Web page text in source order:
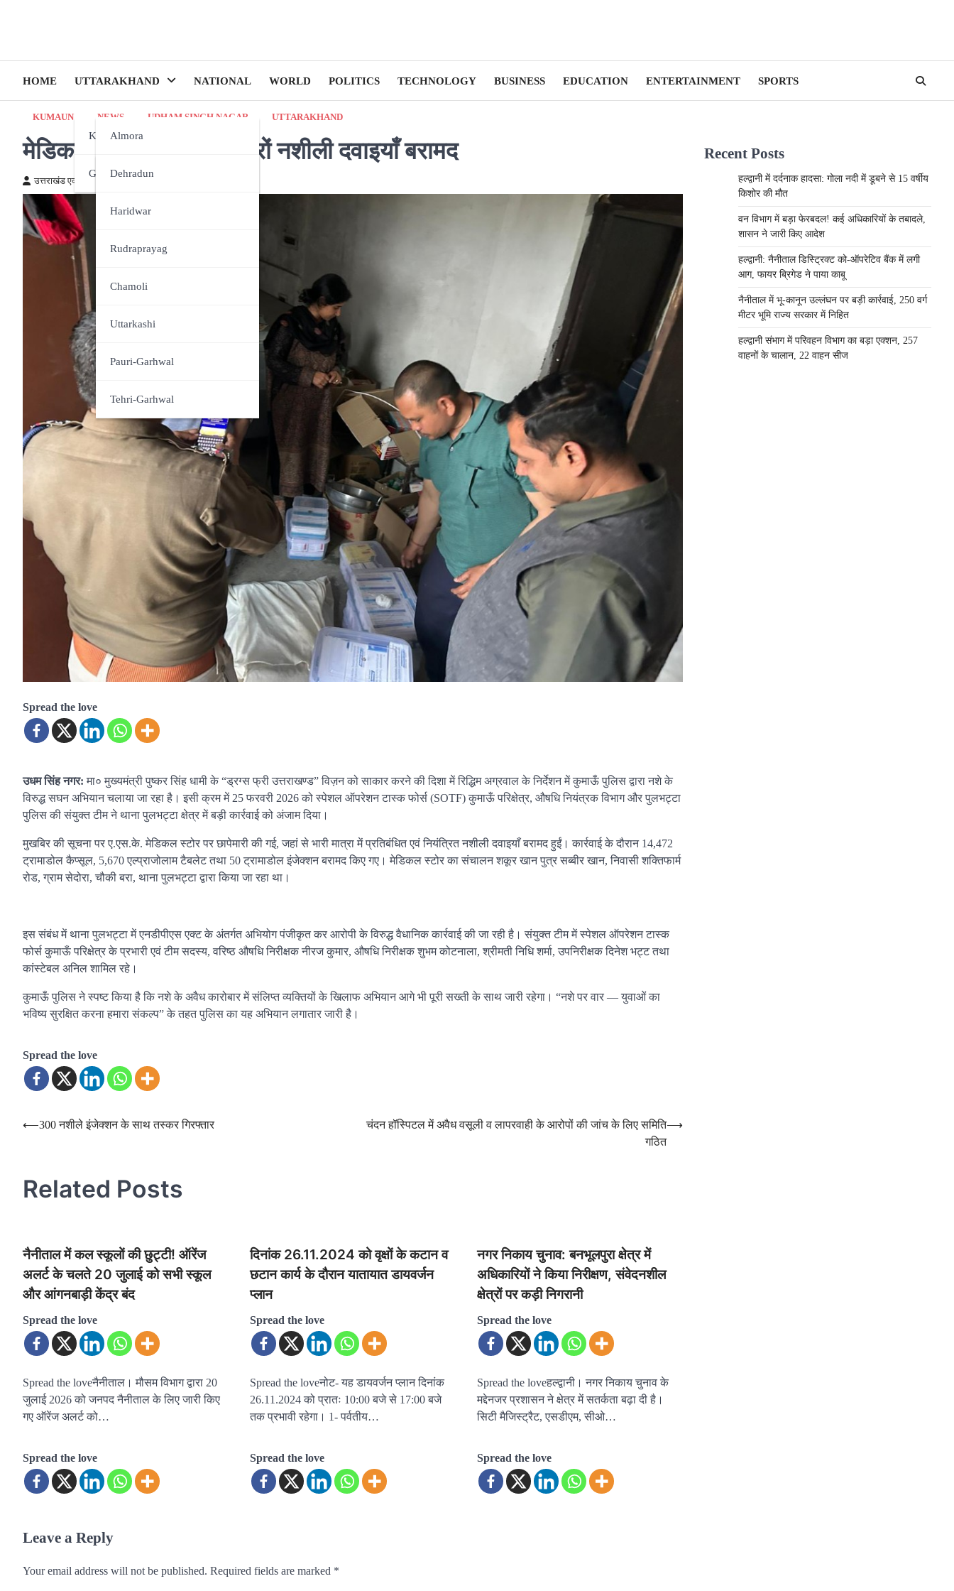
HOME UTTARAKHAND
KumaunAlmora
Bageshwar
Champawat
Nainital
Pithoragarh
Udham Singh Nagar
GarhwalDehradun
Haridwar
Rudraprayag
Chamoli
Uttarkashi
Pauri-Garhwal
Tehri-Garhwal
NATIONAL WORLD POLITICS TECHNOLOGY BUSINESS EDUCATION ENTERTAINMENT SPORTS
KUMAUN NEWS UDHAM SINGH NAGAR UTTARAKHAND
मेडिकल स्टोर पर छापा, हजारों नशीली दवाइयाँ बरामद
उत्तराखंड एक्स्प्रेस न्यूज़
Spread the love
उधम सिंह नगर: मा० मुख्यमंत्री पुष्कर सिंह धामी के “ड्रग्स फ्री उत्तराखण्ड” विज़न को साकार करने की दिशा में रिद्धिम अग्रवाल के निर्देशन में कुमाऊँ पुलिस द्वारा नशे के
विरुद्ध सघन अभियान चलाया जा रहा है। इसी क्रम में 25 फरवरी 2026 को स्पेशल ऑपरेशन टास्क फोर्स (SOTF) कुमाऊँ परिक्षेत्र, औषधि नियंत्रक विभाग और पुलभट्टा
पुलिस की संयुक्त टीम ने थाना पुलभट्टा क्षेत्र में बड़ी कार्रवाई को अंजाम दिया।
मुखबिर की सूचना पर ए.एस.के. मेडिकल स्टोर पर छापेमारी की गई, जहां से भारी मात्रा में प्रतिबंधित एवं नियंत्रित नशीली दवाइयाँ बरामद हुईं। कार्रवाई के दौरान 14,472
ट्रामाडोल कैप्सूल, 5,670 एल्प्राजोलाम टैबलेट तथा 50 ट्रामाडोल इंजेक्शन बरामद किए गए। मेडिकल स्टोर का संचालन शकूर खान पुत्र सब्बीर खान, निवासी शक्तिफार्म
रोड, ग्राम सेदोरा, चौकी बरा, थाना पुलभट्टा द्वारा किया जा रहा था।
इस संबंध में थाना पुलभट्टा में एनडीपीएस एक्ट के अंतर्गत अभियोग पंजीकृत कर आरोपी के विरुद्ध वैधानिक कार्रवाई की जा रही है। संयुक्त टीम में स्पेशल ऑपरेशन टास्क
फोर्स कुमाऊँ परिक्षेत्र के प्रभारी एवं टीम सदस्य, वरिष्ठ औषधि निरीक्षक नीरज कुमार, औषधि निरीक्षक शुभम कोटनाला, श्रीमती निधि शर्मा, उपनिरीक्षक दिनेश भट्ट तथा
कांस्टेबल अनिल शामिल रहे।
कुमाऊँ पुलिस ने स्पष्ट किया है कि नशे के अवैध कारोबार में संलिप्त व्यक्तियों के खिलाफ अभियान आगे भी पूरी सख्ती के साथ जारी रहेगा। “नशे पर वार — युवाओं का
भविष्य सुरक्षित करना हमारा संकल्प” के तहत पुलिस का यह अभियान लगातार जारी है।
Spread the love
Post
⟵300 नशीले इंजेक्शन के साथ तस्कर गिरफ्तार
चंदन हॉस्पिटल में अवैध वसूली व लापरवाही के आरोपों की जांच के लिए समिति
गठित
⟶
Related Posts
नैनीताल में कल स्कूलों की छुट्टी! ऑरेंज
अलर्ट के चलते 20 जुलाई को सभी स्कूल
और आंगनबाड़ी केंद्र बंद
Spread the love
Spread the loveनैनीताल। मौसम विभाग द्वारा 20
जुलाई 2026 को जनपद नैनीताल के लिए जारी किए
गए ऑरेंज अलर्ट को…
Spread the love
दिनांक 26.11.2024 को वृक्षों के कटान व
छटान कार्य के दौरान यातायात डायवर्जन
प्लान
Spread the love
Spread the loveनोट- यह डायवर्जन प्लान दिनांक
26.11.2024 को प्रातः 10:00 बजे से 17:00 बजे
तक प्रभावी रहेगा। 1- पर्वतीय…
Spread the love
नगर निकाय चुनाव: बनभूलपुरा क्षेत्र में
अधिकारियों ने किया निरीक्षण, संवेदनशील
क्षेत्रों पर कड़ी निगरानी
Spread the love
Spread the loveहल्द्वानी। नगर निकाय चुनाव के
मद्देनजर प्रशासन ने क्षेत्र में सतर्कता बढ़ा दी है।
सिटी मैजिस्ट्रैट, एसडीएम, सीओ…
Spread the love
Leave a Reply
Your email address will not be published. Required fields are marked *
Recent Posts
हल्द्वानी में दर्दनाक हादसा: गोला नदी में डूबने से 15 वर्षीय
किशोर की मौत
वन विभाग में बड़ा फेरबदल! कई अधिकारियों के तबादले,
शासन ने जारी किए आदेश
हल्द्वानी: नैनीताल डिस्ट्रिक्ट को-ऑपरेटिव बैंक में लगी
आग, फायर ब्रिगेड ने पाया काबू
नैनीताल में भू-कानून उल्लंघन पर बड़ी कार्रवाई, 250 वर्ग
मीटर भूमि राज्य सरकार में निहित
हल्द्वानी संभाग में परिवहन विभाग का बड़ा एक्शन, 257
वाहनों के चालान, 22 वाहन सीज